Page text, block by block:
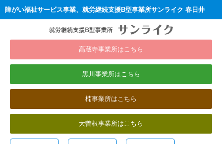
障がい福祉サービス事業、就労継続支援B型事業所サンライク 春日井
高蔵寺事業所はこちら
黒川事業所はこちら
楠事業所はこちら
大曽根事業所はこちら